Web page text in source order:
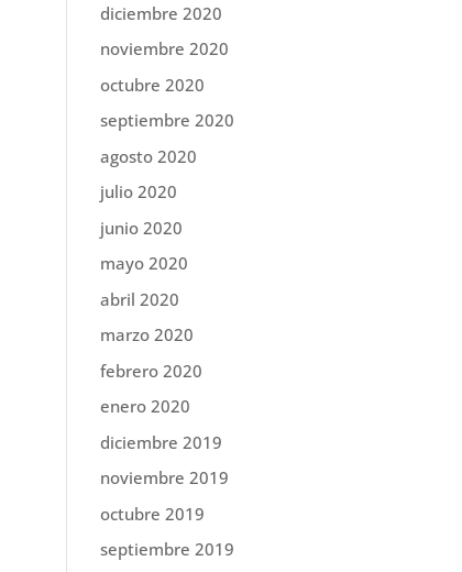
diciembre 2020
noviembre 2020
octubre 2020
septiembre 2020
agosto 2020
julio 2020
junio 2020
mayo 2020
abril 2020
marzo 2020
febrero 2020
enero 2020
diciembre 2019
noviembre 2019
octubre 2019
septiembre 2019